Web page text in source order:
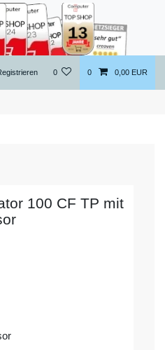
0 0 0,00 EUR
100 CF TP mit